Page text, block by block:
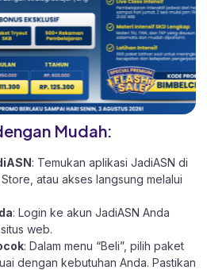
Mudah:
: Temukan aplikasi JadiASN di
, atau akses langsung melalui
: Login ke akun JadiASN Anda
situs web.
: Dalam menu “Beli”, pilih paket
dengan kebutuhan Anda. Pastikan